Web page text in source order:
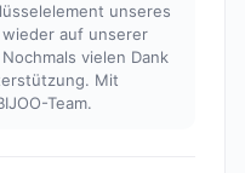
unseres
auf unserer
vielen Dank
Mit
Team.